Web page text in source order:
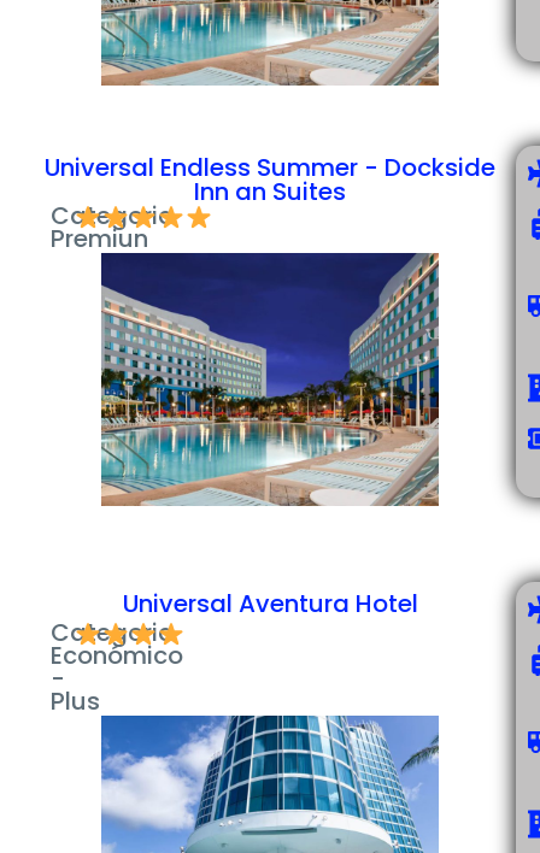
Universal Endless Summer - Dockside
Inn an Suites
Categoria
Premiun
Universal Aventura Hotel
Categoria
Económico
-
Plus